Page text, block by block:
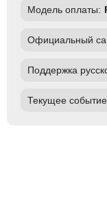
Модель оплаты:
Официальный
Поддержка
Текущее